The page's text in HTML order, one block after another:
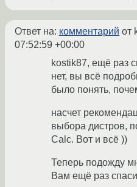
Ответ на: комментарий от
07:52:59 +00:00
kostik87, ещё раз
нет, вы всё
было понять,
насчет
выбора дистров,
Calc. Вот и всё ))
Теперь подожду
Вам ещё раз